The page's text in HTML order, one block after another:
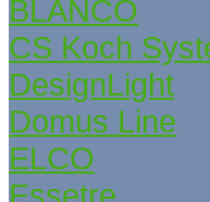
BLANCO
CS Koch
DesignLight
Domus Line
ELCO
Essetre